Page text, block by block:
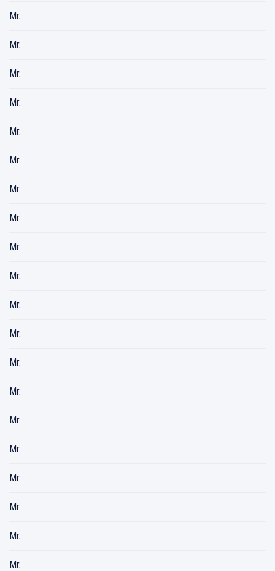
Mr.
Mr.
Mr.
Mr.
Mr.
Mr.
Mr.
Mr.
Mr.
Mr.
Mr.
Mr.
Mr.
Mr.
Mr.
Mr.
Mr.
Mr.
Mr.
Mr.